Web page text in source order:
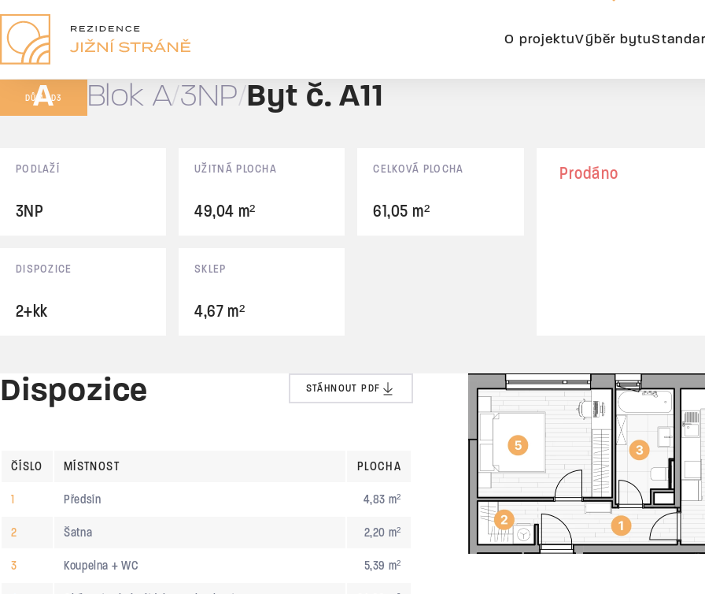
O projektuVýběr bytu
DŮM BD3
A Blok A 3NP Byt č. A11
Základní údaje
PODLAŽÍ
3NP
UŽITNÁ PLOCHA
49,04 m²
CELKOVÁ PLOCHA
61,05 m²
DISPOZICE
2+kk
SKLEP
4,67 m²
Prodáno
Dispozice STÁHNOUT PDF
ČÍSLO MÍSTNOST PLOCHA
1 Předsín 4,83 m²
2 Šatna 2,20 m²
3 Koupelna + WC 5,39 m²
A11
61,05 m²
Prodáno